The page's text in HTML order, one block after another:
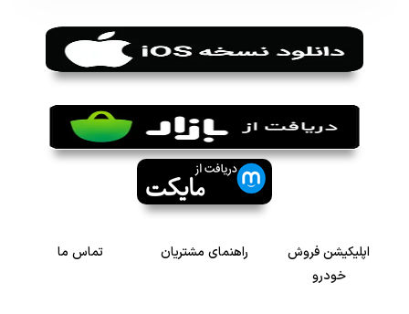
اپلیکیشن فروش
خودرو
راهنمای مشتریان تماس ما